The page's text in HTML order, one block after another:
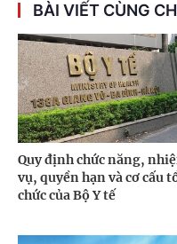
BÀI VIẾT CÙNG
Quy định chức năng,
vụ, quyền hạn và cơ cấu
chức của Bộ Y tế